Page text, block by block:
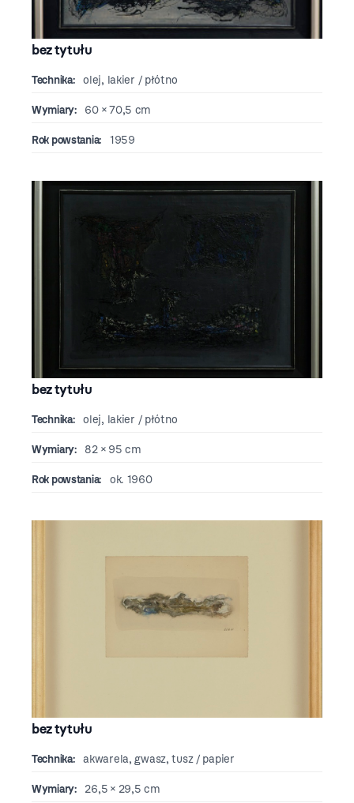
bez tytułu
Technika: olej, lakier / płótno
Wymiary: 60 × 70,5 cm
Rok powstania: 1959
bez tytułu
Technika: olej, lakier / płótno
Wymiary: 82 × 95 cm
Rok powstania: ok. 1960
bez tytułu
Technika: akwarela, gwasz, tusz / papier
Wymiary: 26,5 × 29,5 cm